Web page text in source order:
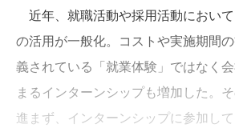
近年、就職活動や採用活動におい
の活用が一般化。コストや実施期間
義されている「就業体験」ではなく
まるインターンシップも増加した。
進まず、インターンシップに参加し